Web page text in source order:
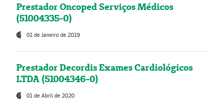
Prestador Oncoped Serviços Médicos
(51004335-0)
01 de Janeiro de 2019
Prestador Decordis Exames Cardiológicos
LTDA (51004346-0)
01 de Abril de 2020